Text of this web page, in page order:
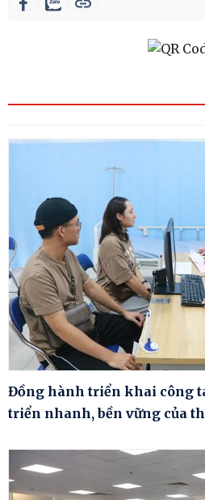
Đồng hành triển khai công
triển nhanh, bền vững của